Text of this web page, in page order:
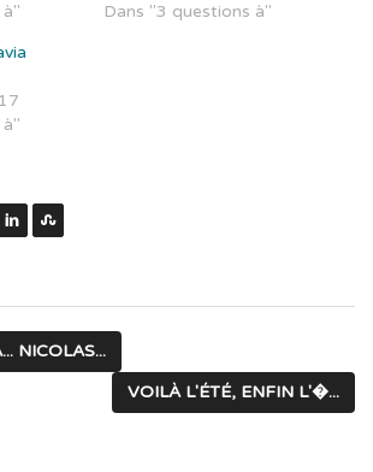
Dans "3 questions à"
NICOLAS...
VOILÀ L'ÉTÉ, ENFIN L'�...